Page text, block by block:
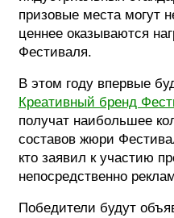
призовые места могут
ценнее оказываются
Фестиваля.
В этом году впервые
Креативный бренд
получат наибольшее
составов жюри
кто заявил к участию
непосредственно
Победители будут